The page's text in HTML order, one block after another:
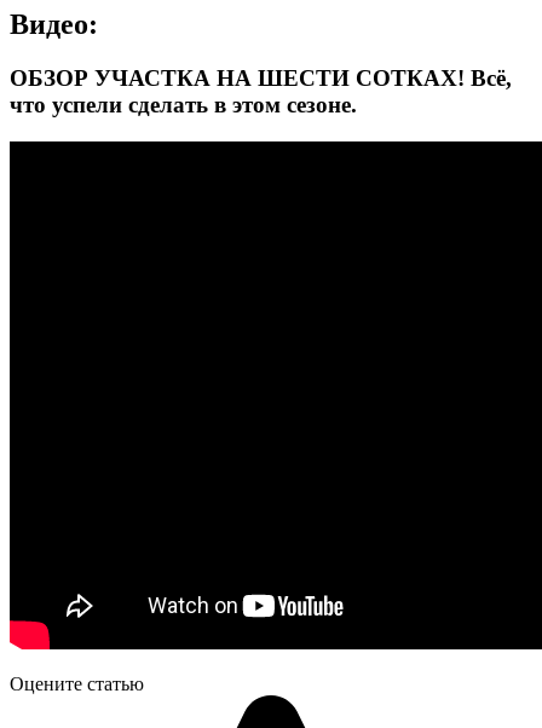
Видео:
ОБЗОР УЧАСТКА НА ШЕСТИ СОТКАХ! Всё,
что успели сделать в этом сезоне.
Оцените статью